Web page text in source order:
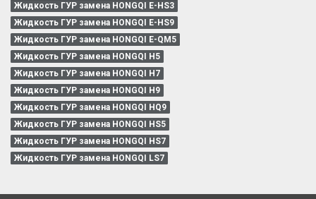
Жидкость ГУР замена HONGQI E-HS3
Жидкость ГУР замена HONGQI E-HS9
Жидкость ГУР замена HONGQI E-QM5
Жидкость ГУР замена HONGQI H5
Жидкость ГУР замена HONGQI H7
Жидкость ГУР замена HONGQI H9
Жидкость ГУР замена HONGQI HQ9
Жидкость ГУР замена HONGQI HS5
Жидкость ГУР замена HONGQI HS7
Жидкость ГУР замена HONGQI LS7